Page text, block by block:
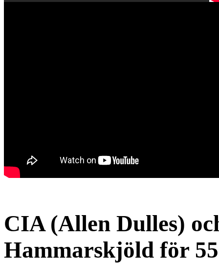
CIA (Allen Dulles)
Hammarskjöld för